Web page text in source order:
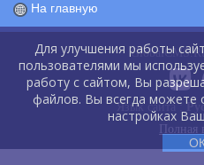
На главную
Язык сайта :
Полная
Для улучшения работы
пользователями мы
работу с сайтом, Вы
файлов. Вы всегда можете
настройках